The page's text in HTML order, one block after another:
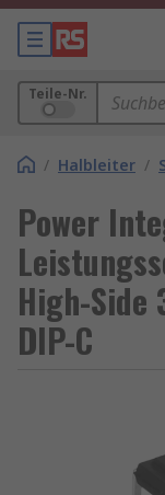
Teile-Nr.
/ Halbleiter /
Power
High-
DIP-C